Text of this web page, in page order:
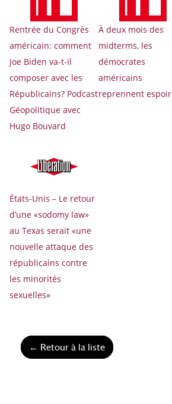
Rentrée du Congrès
américain: comment
Joe Biden va-t-il
composer avec les
Républicains? Podcast
Géopolitique avec
Hugo Bouvard
À deux mois des
midterms, les
démocrates
américains
reprennent espoir
États-Unis – Le retour
d’une «sodomy law»
au Texas serait «une
nouvelle attaque des
républicains contre
les minorités
sexuelles»
← Retour à la liste